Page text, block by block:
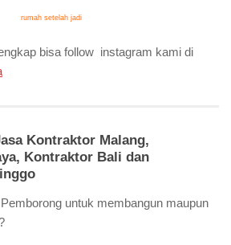
rumah setelah jadi
bisa follow instagram kami di
Kontraktor Malang,
Kontraktor Bali dan
untuk membangun maupun